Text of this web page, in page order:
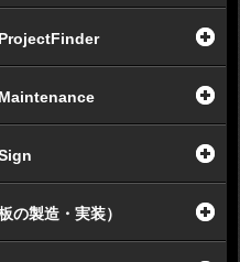
の製造・実装）